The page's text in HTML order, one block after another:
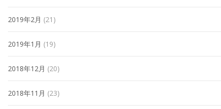
2019年2月 (21)
2019年1月 (19)
2018年12月 (20)
2018年11月 (23)